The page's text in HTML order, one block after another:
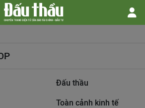
Đấu thầu
Toàn cảnh kinh tế